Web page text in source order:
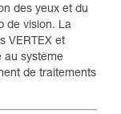
des yeux et du
de vision. La
VERTEX et
au système
de traitements